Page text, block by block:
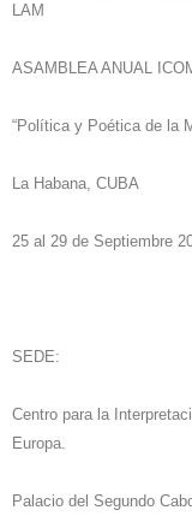
LAM
ASAMBLEA ANUAL
“Política y Poética de la
La Habana, CUBA
25 al 29 de Septiembre
SEDE:
Centro para la
Europa.
Palacio del Segundo